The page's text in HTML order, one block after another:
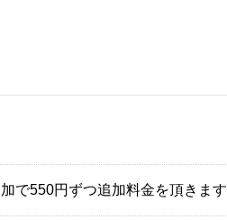
で550円ずつ追加料金を頂きます